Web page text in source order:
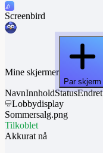
Screenbird
Mine skjermer
Par skjerm
NavnInnholdStatusEndret
Lobbydisplay
Sommersalg.png
Tilkoblet
Akkurat nå